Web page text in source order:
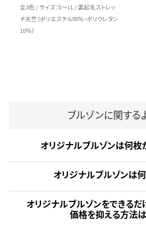
全3色 / サイズ：S～LL / 裏起毛ストレッ
チ天竺（ポリエステル90％・ポリウレタン
10％）
ブルゾンに関する
オリジナルブルゾンは何枚
オリジナルブルゾンは
オリジナルブルゾンをできるだ
価格を抑える方法